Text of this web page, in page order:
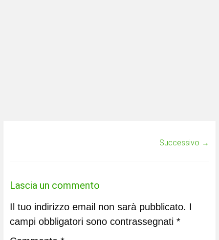
Successivo →
Lascia un commento
Il tuo indirizzo email non sarà pubblicato. I
campi obbligatori sono contrassegnati *